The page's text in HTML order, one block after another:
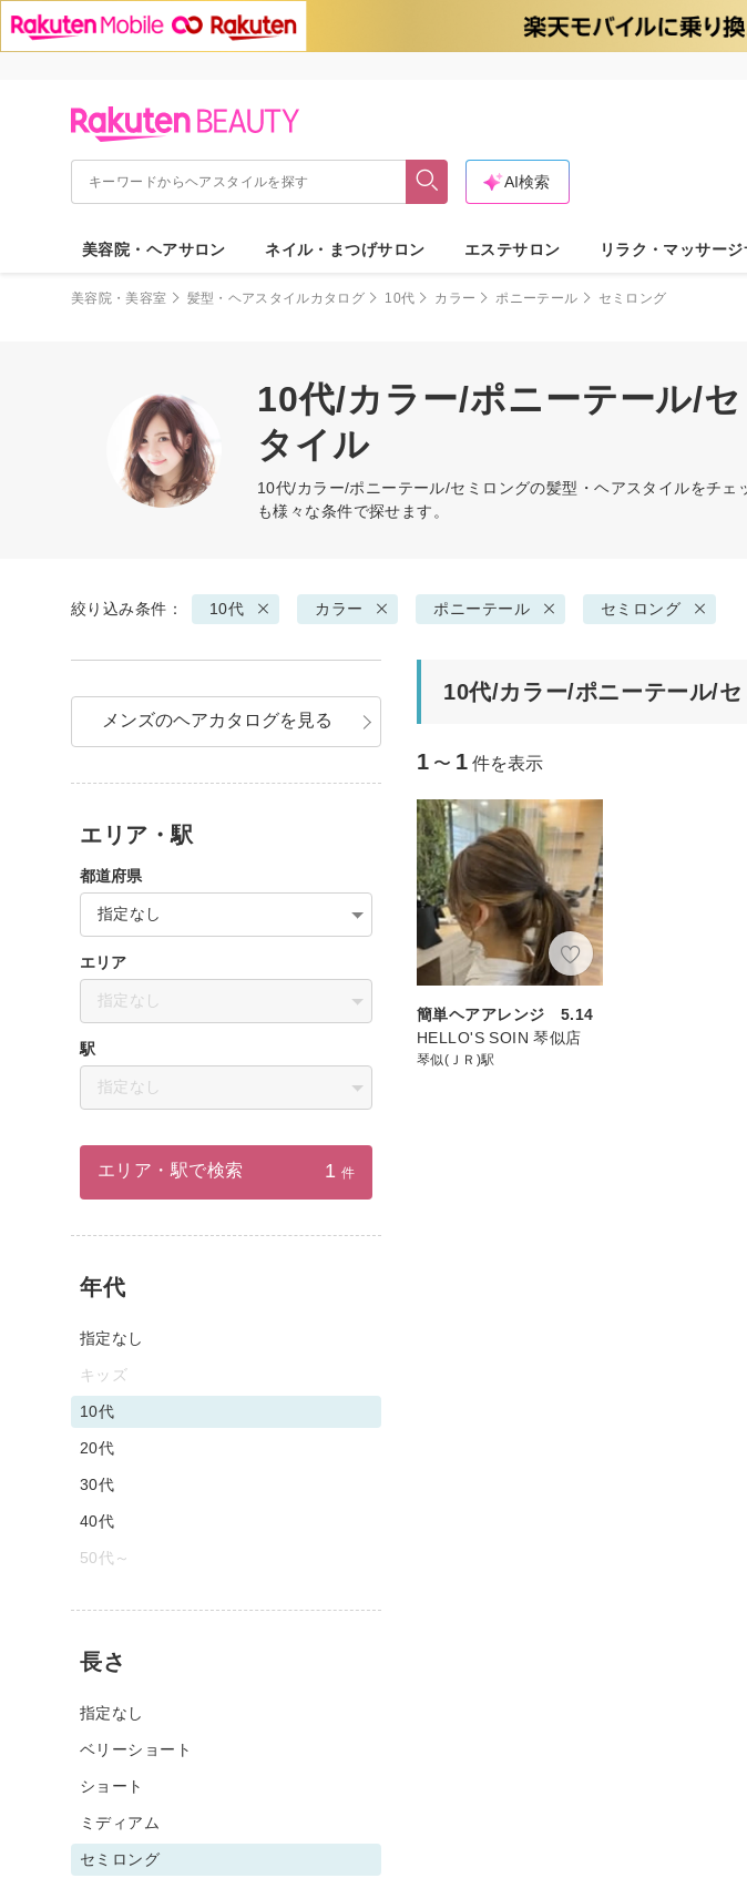
AI検索
美容院・ヘアサロン ネイル・まつげサロン エステサロン リラク・マッサー
美容院・美容室 髪型・ヘアスタイルカタログ 10代 カラー ポニーテール セミロング
10代/カラー/ポニーテール/
タイル
10代/カラー/ポニーテール/セミロングの髪型・ヘアスタイルをチ
も様々な条件で探せます。
絞り込み条件： 10代 カラー ポニーテール セミロング
10代/カラー/ポニーテール/
1 〜 1 件を表示
簡単ヘアアレンジ 5.14
HELLO'S SOIN 琴似店
琴似(ＪＲ)駅
メンズのヘアカタログを見る
エリア・駅
都道府県
指定なし
エリア
指定なし
駅
指定なし
エリア・駅で検索 1 件
年代
指定なし
キッズ
10代
20代
30代
40代
50代～
長さ
指定なし
ベリーショート
ショート
ミディアム
セミロング